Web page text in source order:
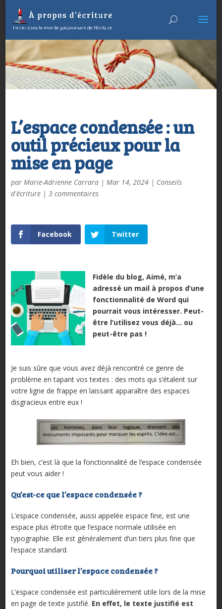
L’espace condensée : un
outil précieux pour la
mise en page
par Marie-Adrienne Carrara| Mar 14, 2024| Conseils
d'écriture| 3 commentaires
Facebook Twitter
Fidèle du blog, Aimé, m’a
adressé un mail à propos d’une
fonctionnalité de Word qui
pourrait vous intéresser. Peut-
être l’utilisez vous déjà… ou
peut-être pas !
Je suis sûre que vous avez déjà rencontré ce genre de
problème en tapant vos textes : des mots qui s’étalent sur
votre ligne de frappe en laissant apparaître des espaces
disgracieux entre eux !
Eh bien, c’est là que la fonctionnalité de l’espace condensée
peut vous aider !
Qu’est-ce que l’espace condensée ?
L’espace condensée, aussi appelée espace fine, est une
espace plus étroite que l’espace normale utilisée en
typographie. Elle est généralement d’un tiers plus fine que
l’espace standard.
Pourquoi utiliser l’espace condensée ?
L’espace condensée est particulièrement utile lors de la mise
en page de texte justifié. En effet, le texte justifié est